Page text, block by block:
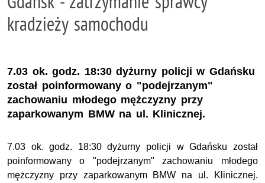
kradzieży samochodu
7.03 ok. godz. 18:30 dyżurny policji w Gdańsku
został poinformowany o "podejrzanym"
zachowaniu młodego mężczyzny przy
zaparkowanym BMW na ul. Klinicznej.
7.03 ok. godz. 18:30 dyżurny policji w Gdańsku został
poinformowany o "podejrzanym" zachowaniu młodego
mężczyzny przy zaparkowanym BMW na ul. Klinicznej.